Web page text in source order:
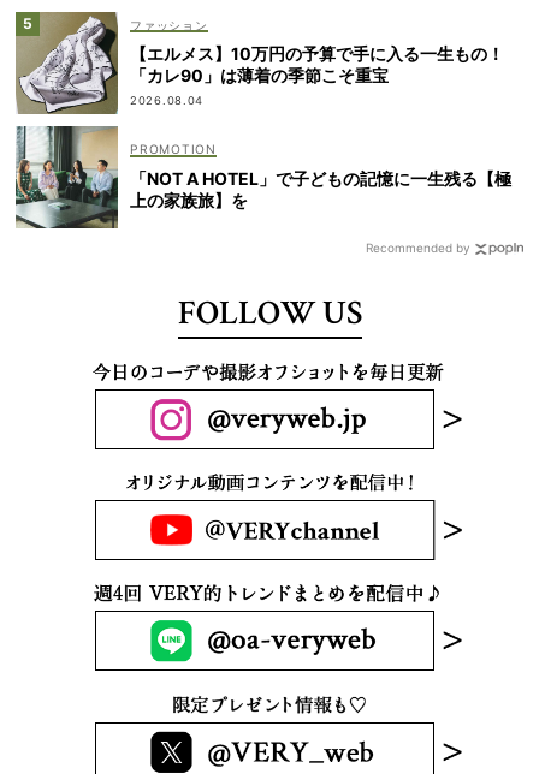
ファッション
【エルメス】10万円の予算で手に入る一生もの！
「カレ90」は薄着の季節こそ重宝
2026.08.04
「NOT A HOTEL」で子どもの記憶に一生残る【極
上の家族旅】を
Recommended by
FOLLOW US